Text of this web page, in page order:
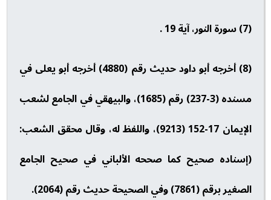
(7) سورة النور، آية 19 .
(8) أخرجه أبو داود حديث رقم (4880) أخرجه أبو يعلى في
مسنده (3-237) رقم (1685)، والبيهقي في الجامع لشعب
الإيمان 17-152 (9213)، واللفظ له، وقال محقق الشعب:
(إسناده صحيح كما صححه الألباني في صحيح الجامع
الصغير برقم (7861) وفي الصحيحة حديث رقم (2064).